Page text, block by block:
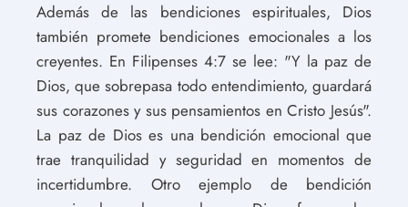
Además de las bendiciones espirituales, Dios
también promete bendiciones emocionales a los
creyentes. En Filipenses 4:7 se lee: "Y la paz de
Dios, que sobrepasa todo entendimiento, guardará
sus corazones y sus pensamientos en Cristo Jesús".
La paz de Dios es una bendición emocional que
trae tranquilidad y seguridad en momentos de
incertidumbre. Otro ejemplo de bendición